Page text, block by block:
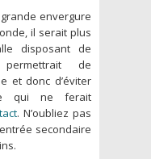
grande envergure
il serait plus
disposant de
de
et donc d’éviter
qui ne ferait
. N’oubliez pas
secondaire